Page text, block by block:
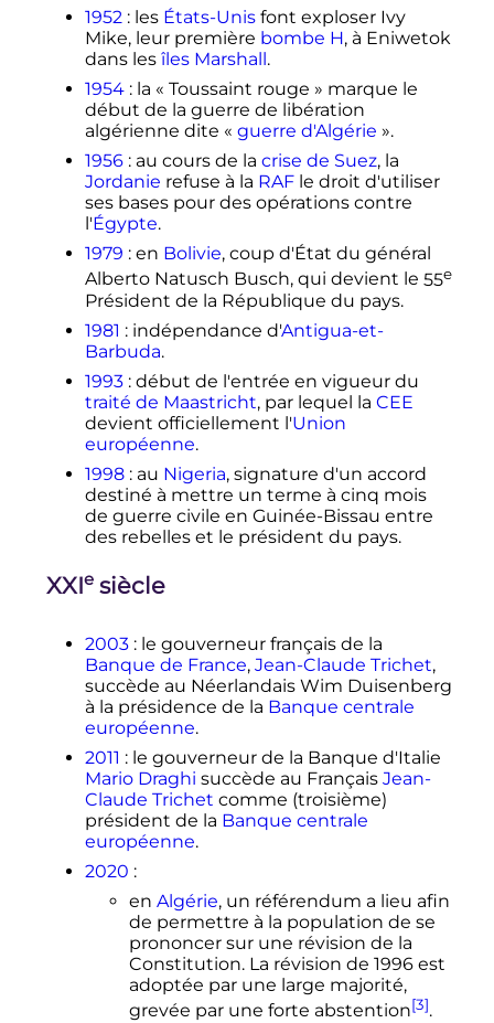
1952 : les États-Unisfont exploser Ivy
Mike, leur première bombe H, à Eniwetok
dans les îles Marshall .
1954 : la « Toussaint rouge » marque le
début de la guerre de libération
algérienne dite « guerre d'Algérie ».
1956 : au cours de la crise de Suez, la
Jordanie refuse à la RAFle droit d'utiliser
ses bases pour des opérations contre
l'Égypte.
1979 : en Bolivie, coup d'État du général
Alberto Natusch Busch, qui devient le 55e
Président de la République du pays.
1981 : indépendance d'Antigua-et-
Barbuda.
1993 : début de l'entrée en vigueur du
traité de Maastricht, par lequel la CEE
devient officiellement l'Union
européenne.
1998 : au Nigeria, signature d'un accord
destiné à mettre un terme à cinq mois
de guerre civile en Guinée-Bissau entre
des rebelles et le président du pays.
XXIe siècle
2003 : le gouverneur français de la
Banque de France, Jean-Claude Trichet,
succède au Néerlandais Wim Duisenberg
à la présidence de la Banque centrale
européenne.
2011 : le gouverneur de la Banque d'Italie
Mario Draghi succède au Français Jean-
Claude Trichet comme (troisième)
président de la Banque centrale
européenne.
2020 :
en Algérie, un référendum a lieu afin
de permettre à la population de se
prononcer sur une révision de la
Constitution. La révision de 1996 est
adoptée par une large majorité,
grevée par une forte abstention[3].